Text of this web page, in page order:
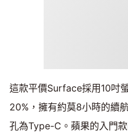
這款平價Surface採用10吋
20%，擁有約莫8小時的續
孔為Type-C。蘋果的入門